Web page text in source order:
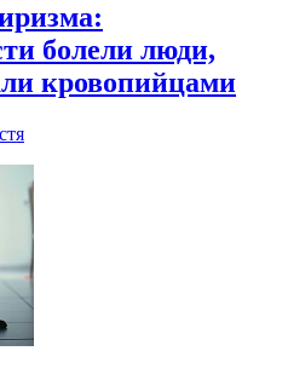
болели люди,
кровопийцами